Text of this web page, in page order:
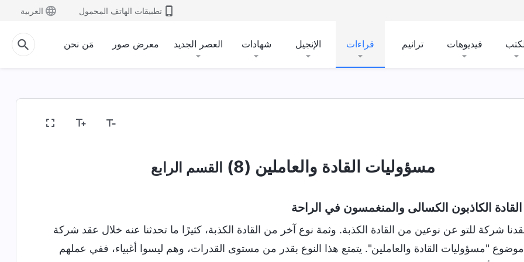
تطبيقات الهاتف المحمول العربية
فيديوهات ترانيم قراءات الإنجيل شهادات العصر الجديد معرض صور مَن نحن
مسؤوليات القادة والعاملين (8) القسم الرابع
القادة الكاذبون الكسالى والمنغمسون في الراحة
شركة للتو عن نوعين من القادة الكذبة. وثمة نوع آخر من القادة الكذبة، كثيرًا ما تحدثنا عنه خلال عقد شركة
"مسؤوليات القادة والعاملين". يتمتع هذا النوع بقدر من مستوى القدرات، وهم ليسوا أغبياء، ففي عملهم